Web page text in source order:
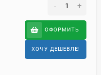
- +
ОФОРМИТЬ
ХОЧУ ДЕШЕВЛЕ!